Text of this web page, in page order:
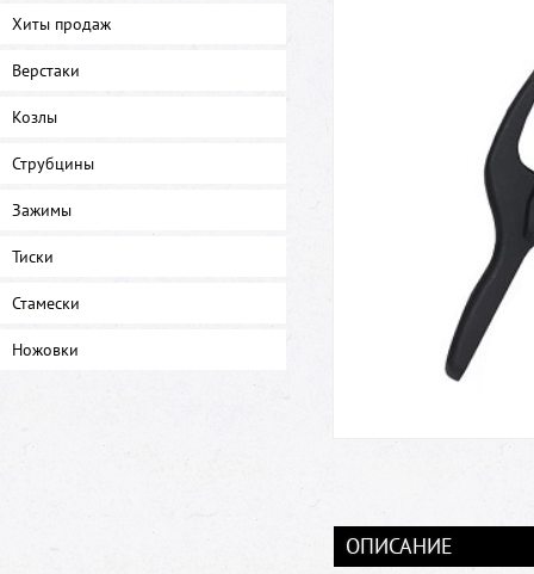
Хиты продаж
Верстаки
Козлы
Струбцины
Зажимы
Тиски
Стамески
Ножовки
ОПИСАНИЕ